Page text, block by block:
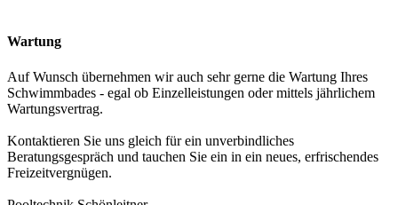
Wartung
Auf Wunsch übernehmen wir auch sehr gerne die Wartung Ihres
Schwimmbades - egal ob Einzelleistungen oder mittels jährlichem
Wartungsvertrag.
Kontaktieren Sie uns gleich für ein unverbindliches
Beratungsgespräch und tauchen Sie ein in ein neues, erfrischendes
Freizeitvergnügen.